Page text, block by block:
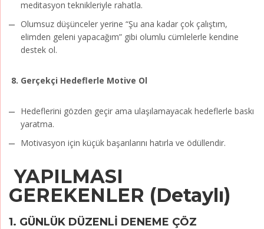
meditasyon teknikleriyle rahatla.
Olumsuz düşünceler yerine “Şu ana kadar çok çalıştım,
elimden geleni yapacağım” gibi olumlu cümlelerle kendine
destek ol.
8. Gerçekçi Hedeflerle Motive Ol
Hedeflerini gözden geçir ama ulaşılamayacak hedeflerle baskı
yaratma.
Motivasyon için küçük başarılarını hatırla ve ödüllendir.
YAPILMASI
GEREKENLER (Detaylı)
1. GÜNLÜK DÜZENLİ DENEME ÇÖZ